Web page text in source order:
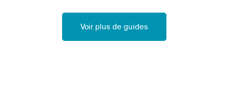
Voir plus de guides